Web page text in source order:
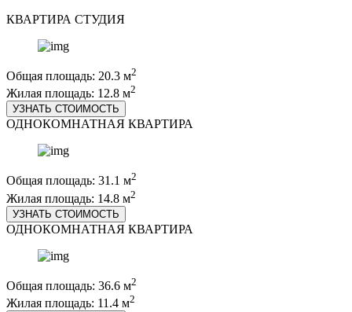
КВАРТИРА СТУДИЯ
Общая площадь: 20.3 м2
Жилая площадь: 12.8 м2
УЗНАТЬ СТОИМОСТЬ
ОДНОКОМНАТНАЯ КВАРТИРА
Общая площадь: 31.1 м2
Жилая площадь: 14.8 м2
УЗНАТЬ СТОИМОСТЬ
ОДНОКОМНАТНАЯ КВАРТИРА
Общая площадь: 36.6 м2
Жилая площадь: 11.4 м2